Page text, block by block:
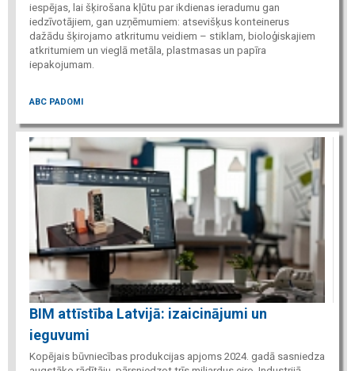
iespējas, lai šķirošana kļūtu par ikdienas ieradumu gan
iedzīvotājiem, gan uzņēmumiem: atsevišķus konteinerus
dažādu šķirojamo atkritumu veidiem – stiklam, bioloģiskajiem
atkritumiem un vieglā metāla, plastmasas un papīra
iepakojumam.
ABC PADOMI
BIM attīstība Latvijā: izaicinājumi un
ieguvumi
Kopējais būvniecības produkcijas apjoms 2024. gadā sasniedza